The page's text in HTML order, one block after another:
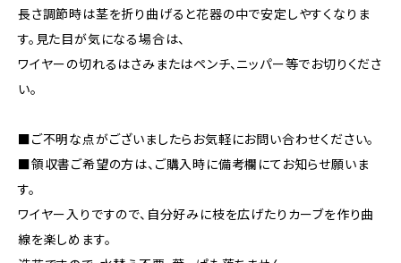
長さ調節時は茎を折り曲げると花器の中で安定しやすくなりま
す。見た目が気になる場合は、
ワイヤーの切れるはさみまたはペンチ、ニッパー等でお切りくださ
い。
■ご不明な点がございましたらお気軽にお問い合わせください。
■領収書ご希望の方は、ご購入時に備考欄にてお知らせ願いま
す。
ワイヤー入りですので、自分好みに枝を広げたりカーブを作り曲
線を楽しめます。